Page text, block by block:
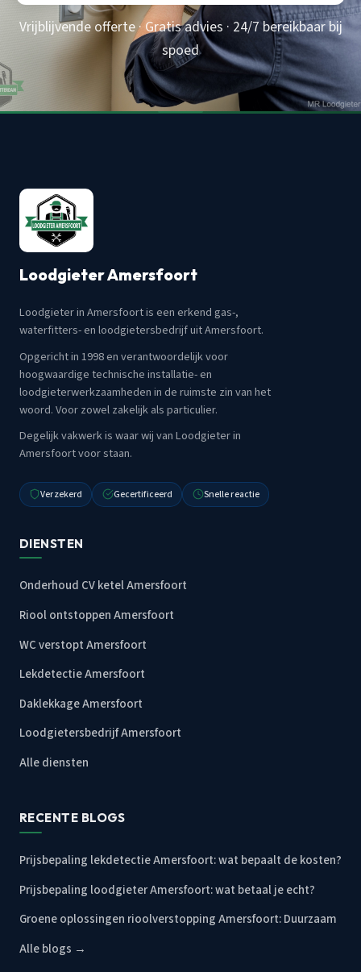
Vrijblijvende offerte · Gratis advies · 24/7 bereikbaar bij
spoed
Loodgieter Amersfoort
Loodgieter in Amersfoort is een erkend gas-,
waterfitters- en loodgietersbedrijf uit Amersfoort.
Opgericht in 1998 en verantwoordelijk voor
hoogwaardige technische installatie- en
loodgieterwerkzaamheden in de ruimste zin van het
woord. Voor zowel zakelijk als particulier.
Degelijk vakwerk is waar wij van Loodgieter in
Amersfoort voor staan.
Verzekerd Gecertificeerd Snelle reactie
DIENSTEN
Onderhoud CV ketel Amersfoort
Riool ontstoppen Amersfoort
WC verstopt Amersfoort
Lekdetectie Amersfoort
Daklekkage Amersfoort
Loodgietersbedrijf Amersfoort
Alle diensten
RECENTE BLOGS
Prijsbepaling lekdetectie Amersfoort: wat bepaalt de kosten?
Prijsbepaling loodgieter Amersfoort: wat betaal je echt?
Groene oplossingen rioolverstopping Amersfoort: Duurzaam
Alle blogs →